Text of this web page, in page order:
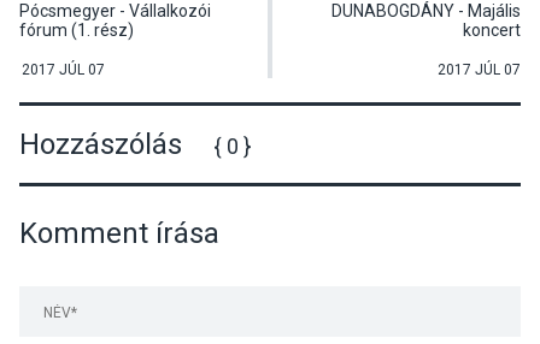
Pócsmegyer - Vállalkozói
fórum (1. rész)
2017 JÚL 07
DUNABOGDÁNY - Majális
koncert
2017 JÚL 07
Hozzászólás { 0 }
Komment írása